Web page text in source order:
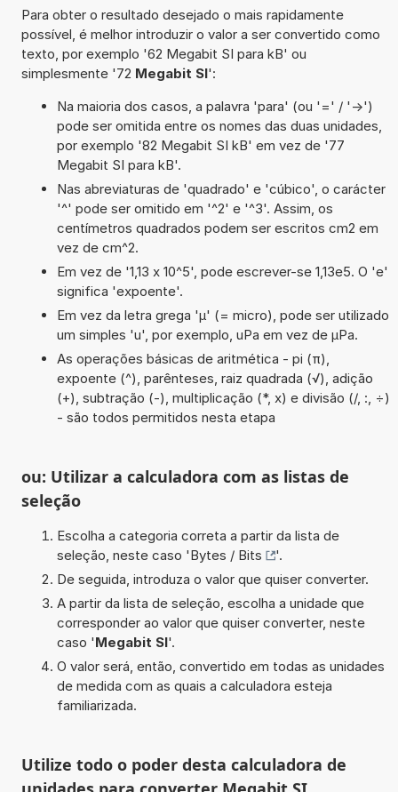
Para obter o resultado desejado o mais rapidamente
possível, é melhor introduzir o valor a ser convertido como
texto, por exemplo '62 Megabit SI para kB' ou
simplesmente '72 Megabit SI':
Na maioria dos casos, a palavra 'para' (ou '=' / '->')
pode ser omitida entre os nomes das duas unidades,
por exemplo '82 Megabit SI kB' em vez de '77
Megabit SI para kB'.
Nas abreviaturas de 'quadrado' e 'cúbico', o carácter
'^' pode ser omitido em '^2' e '^3'. Assim, os
centímetros quadrados podem ser escritos cm2 em
vez de cm^2.
Em vez de '1,13 x 10^5', pode escrever-se 1,13e5. O 'e'
significa 'expoente'.
Em vez da letra grega 'µ' (= micro), pode ser utilizado
um simples 'u', por exemplo, uPa em vez de µPa.
As operações básicas de aritmética - pi (π),
expoente (^), parênteses, raiz quadrada (√), adição
(+), subtração (-), multiplicação (*, x) e divisão (/, :, ÷)
- são todos permitidos nesta etapa
ou: Utilizar a calculadora com as listas de
seleção
Escolha a categoria correta a partir da lista de
seleção, neste caso 'Bytes / Bits
'.
De seguida, introduza o valor que quiser converter.
A partir da lista de seleção, escolha a unidade que
corresponder ao valor que quiser converter, neste
caso 'Megabit SI'.
O valor será, então, convertido em todas as unidades
de medida com as quais a calculadora esteja
familiarizada.
Utilize todo o poder desta calculadora de